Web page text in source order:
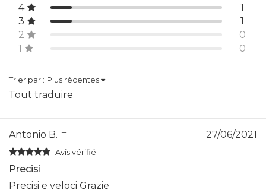
4
1
3
1
2
0
1
0
Trier par : Plus récentes
Tout traduire
Antonio B. IT 27/06/2021
Avis vérifié
Precisi
Precisi e veloci Grazie